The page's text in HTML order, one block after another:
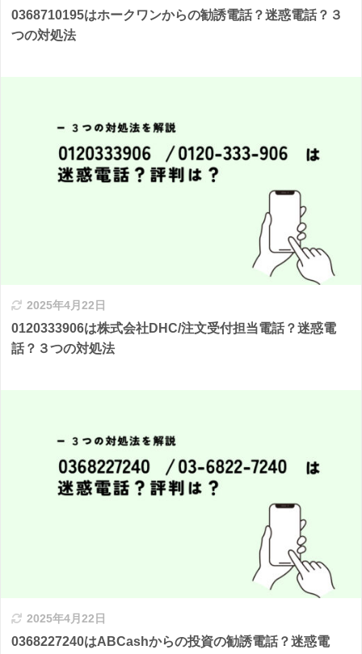
0368710195はホークワンからの勧誘電話？迷惑電話？３
つの対処法
2025年4月22日
0120333906は株式会社DHC/注文受付担当電話？迷惑電
話？３つの対処法
2025年4月22日
0368227240はABCashからの投資の勧誘電話？迷惑電